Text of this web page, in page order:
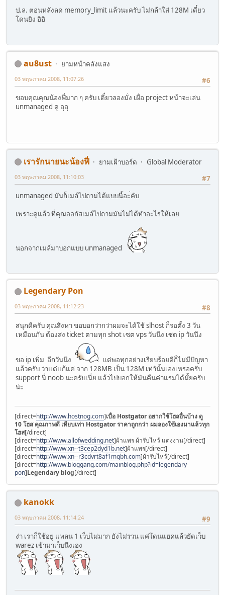
ป.ล. ตอนหลังลด memory_limit แล้วนะครับ ไม่กล้าใส่ 128M เดี๋ยว
โดนยิง อิอิ
au8ust
ยามหน้าคลังแสง
#6
03 พฤษภาคม 2008, 11:07:26
ขอบคุณคุณน้องฟี่มาก ๆ ครับ เดี๋ยวลองมั่ง เผื่อ project หน้าจะเล่น
unmanaged ดู อุอุ
เรารักนายนะน้องฟี่ ยามเฝ้าบอร์ด
Global Moderator
#7
03 พฤษภาคม 2008, 11:10:03
unmanaged มันก็เมล์ไปถามได้แบบนี้อะ่คับ
เพราะดูแล้ว ที่คุณออกัสเมล์ไปถามมันไม่ได้ทำอะไรให้เลย
นอกจากเมล์มาบอกแบบ unmanaged
Legendary Pon
#8
03 พฤษภาคม 2008, 11:12:23
สนุกดีครับ คุณสิงหา ขอบอกว่ากว่าผมจะได้ใช้ slhost ก็รอตั้ง 3 วัน
เหมือนกัน ต้องส่ง ticket ตามทุก shot เซต vps วันนึง เซต ip วันนึง
ขอ ip เพิ่ม อีกวันนึง
แต่พอทุกอย่างเรียบร้อยดีก็ไม่มีปัญหา
แล้วครับ ว่าแต่แก้แค่ จาก 128MB เป็น 128M เท่าันั้นเองเหรอครับ
support นี่ noob นะครับเนี่ย แล้วไปบอกให้มันคืนค่าแรมได้มั้ยครับ
น่ะ
[direct=http://www.hostnog.com]เบื่อ Hostgator อยากใช้โฮสอื่นบ้าง ดู
10 โฮส คุณภาพดี เทียบเท่า Hostgator ราคาถูกกว่า ผมลองใช้เองมาแล้วทุก
โฮส[/direct]
[direct=http://www.allofwedding.net]ผ้าแพร ผ้ารับไหว้ แต่งงาน[/direct]
[direct=http://www.xn--t3cep2dyd1b.net]ผ้าแพร[/direct]
[direct=http://www.xn--r3cdvrt8af1mqbh.com]ผ้ารับไหว้[/direct]
[direct=http://www.bloggang.com/mainblog.php?id=legendary-
pon]Legendary blog[/direct]
kanokk
#9
03 พฤษภาคม 2008, 11:14:24
ง่า เราก็ใช้อยู่ แพลน 1 เว็บไม่มาก ยังไม่รวน แค่โดนแฮคแล้วยัดเว็บ
warez เข้ามาเว็บนึงเอง